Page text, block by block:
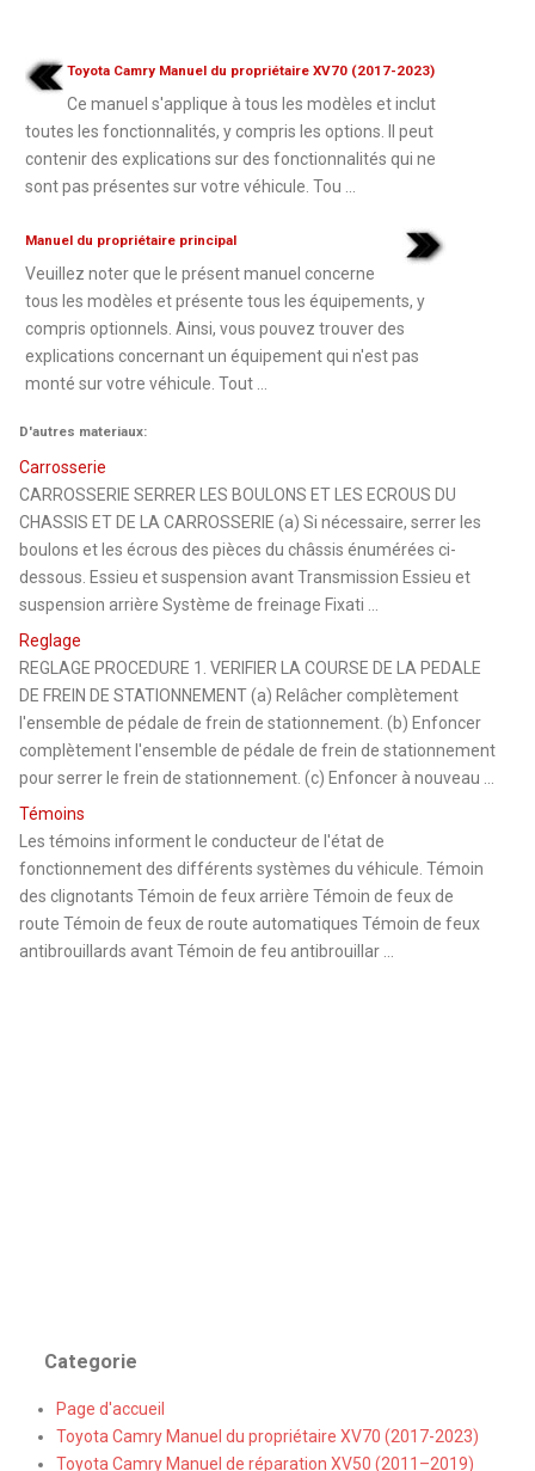
Toyota Camry Manuel du propriétaire XV70 (2017-2023)
Ce manuel s'applique à tous les modèles et inclut
toutes les fonctionnalités, y compris les options. Il peut
contenir des explications sur des fonctionnalités qui ne
sont pas présentes sur votre véhicule. Tou ...
Manuel du propriétaire principal
Veuillez noter que le présent manuel concerne
tous les modèles et présente tous les équipements, y
compris optionnels. Ainsi, vous pouvez trouver des
explications concernant un équipement qui n'est pas
monté sur votre véhicule. Tout ...
D'autres materiaux:
Carrosserie
CARROSSERIE SERRER LES BOULONS ET LES ECROUS DU
CHASSIS ET DE LA CARROSSERIE (a) Si nécessaire, serrer les
boulons et les écrous des pièces du châssis énumérées ci-
dessous. Essieu et suspension avant Transmission Essieu et
suspension arrière Système de freinage Fixati ...
Reglage
REGLAGE PROCEDURE 1. VERIFIER LA COURSE DE LA PEDALE
DE FREIN DE STATIONNEMENT (a) Relâcher complètement
l'ensemble de pédale de frein de stationnement. (b) Enfoncer
complètement l'ensemble de pédale de frein de stationnement
pour serrer le frein de stationnement. (c) Enfoncer à nouveau ...
Témoins
Les témoins informent le conducteur de l'état de
fonctionnement des différents systèmes du véhicule. Témoin
des clignotants Témoin de feux arrière Témoin de feux de
route Témoin de feux de route automatiques Témoin de feux
antibrouillards avant Témoin de feu antibrouillar ...
Categorie
Page d'accueil
Toyota Camry Manuel du propriétaire XV70 (2017-2023)
Toyota Camry Manuel de réparation XV50 (2011–2019)